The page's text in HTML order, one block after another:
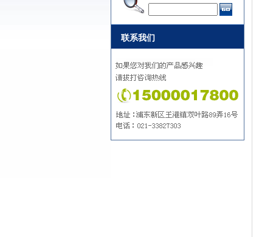
联系我们